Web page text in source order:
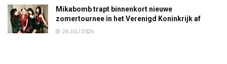
Mikabomb trapt binnenkort nieuwe
zomertournee in het Verenigd Koninkrijk af
26 JULI 2026